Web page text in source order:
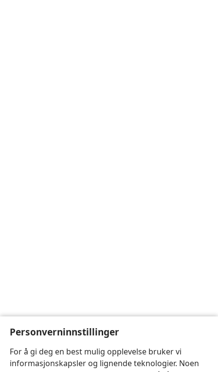
Personverninnstillinger
For å gi deg en best mulig opplevelse bruker vi
informasjonskapsler og lignende teknologier. Noen